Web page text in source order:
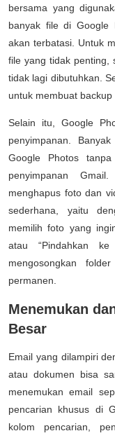
bersama yang
banyak file di Google
akan terbatasi. Untuk
file yang tidak penting,
tidak lagi dibutuhkan.
untuk membuat
Selain itu, Google
penyimpanan.
Google Photos
penyimpanan
menghapus foto dan
sederhana, yaitu
memilih foto yang
atau “Pindahkan
mengosongkan
permanen.
Menemukan
Besar
Email yang dilampiri
atau dokumen bisa
menemukan email
pencarian khusus di
kolom pencarian,